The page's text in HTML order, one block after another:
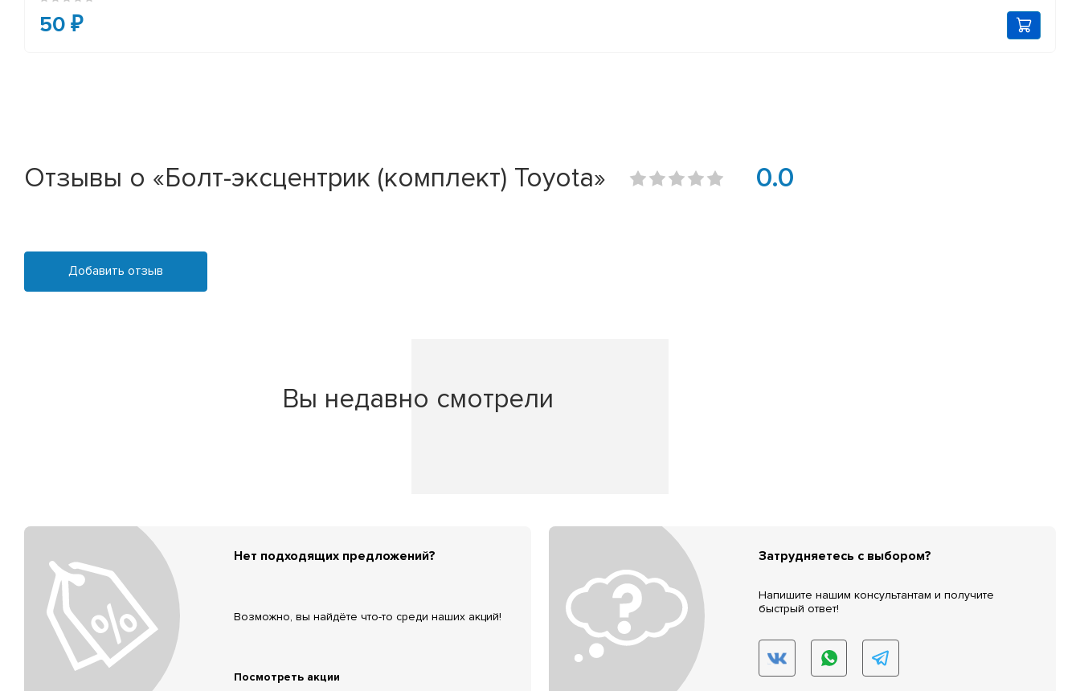
50 ₽
Отзывы о «Болт-эксцентрик (комплект) Toyota» 0.0
Добавить отзыв
Вы недавно смотрели
Нет подходящих предложений?
Возможно, вы найдёте что-то среди наших акций!
Посмотреть акции
Затрудняетесь с выбором?
Напишите нашим консультантам и получите
быстрый ответ!